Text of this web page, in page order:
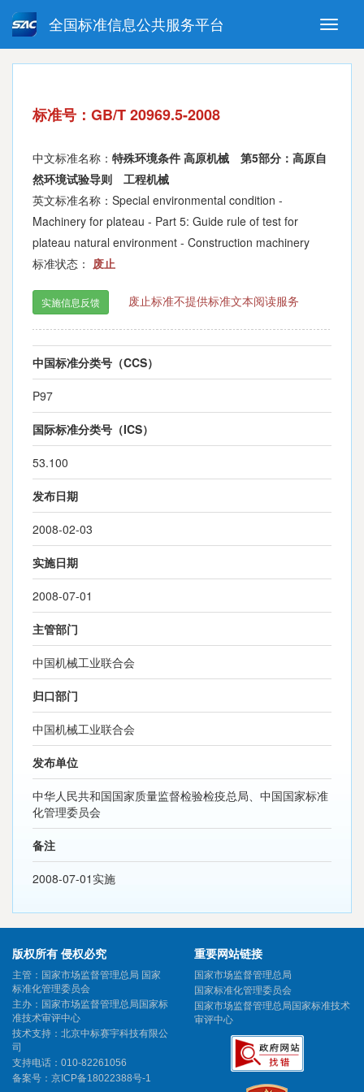
Toggle
全国标准信息公共服务平台
强制性国家标准 推荐性国家标准
指导性技术文件 (National standards in foreign
标准号：GB/T 20969.5-2008
中文标准名称： 特殊环境条件 高原机械 第5部分：高原自
然环境试验导则 工程机械
英文标准名称：Special environmental condition -
Machinery for plateau - Part 5: Guide rule of test for
plateau natural environment - Construction machinery
标准状态： 废止
实施信息反馈 废止标准不提供标准文本阅读服务
中国标准分类号（CCS）
P97
国际标准分类号（ICS）
53.100
发布日期
2008-02-03
实施日期
2008-07-01
主管部门
中国机械工业联合会
归口部门
中国机械工业联合会
发布单位
中华人民共和国国家质量监督检验检疫总局、中国国家标准
化管理委员会
备注
2008-07-01实施
版权所有 侵权必究
主管：国家市场监督管理总局 国家
标准化管理委员会
主办：国家市场监督管理总局国家标
准技术审评中心
技术支持：北京中标赛宇科技有限公
司
支持电话：010-82261056
备案号： 京ICP备18022388号-1
重要网站链接
国家市场监督管理总局
国家标准化管理委员会
国家市场监督管理总局国家标准技术
审评中心